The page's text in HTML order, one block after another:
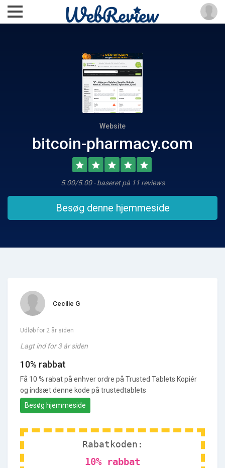
Website
bitcoin-pharmacy.com
5.00/5.00 - baseret på 11 reviews
Besøg denne hjemmeside
Cecilie G
Udløb for 2 år siden
Lagt ind for 3 år siden
10% rabbat
Få 10 % rabat på enhver ordre på Trusted Tablets Kopiér
og indsæt denne kode på trustedtablets
Besøg hjemmeside
Rabatkoden:
10% rabbat